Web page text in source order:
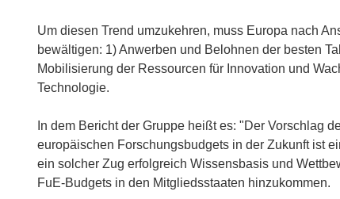
Um diesen Trend umzukehren, muss Europa nach
bewältigen: 1) Anwerben und Belohnen der besten
Mobilisierung der Ressourcen für Innovation und
Technologie.
In dem Bericht der Gruppe heißt es: "Der Vorschlag
europäischen Forschungsbudgets in der Zukunft ist
ein solcher Zug erfolgreich Wissensbasis und
FuE-Budgets in den Mitgliedsstaaten hinzukommen.